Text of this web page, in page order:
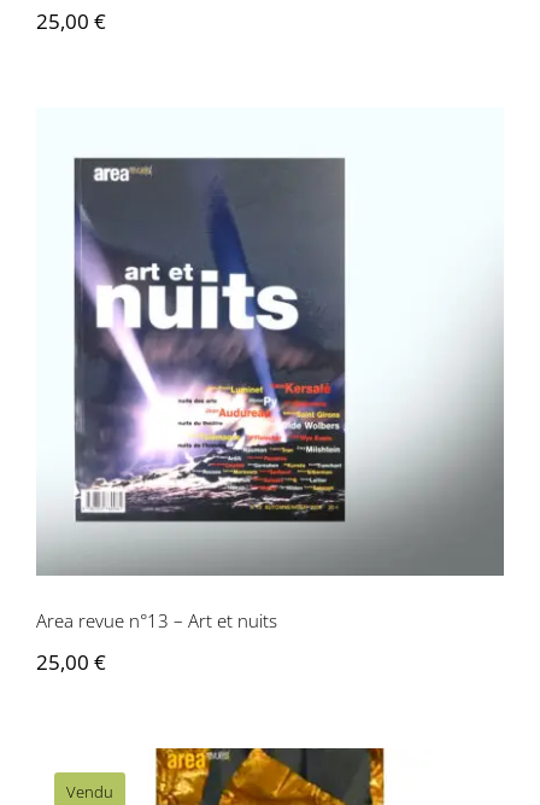
25,00 €
Area revue n°13 – Art et nuits
Area revue n°13 – Art et nuits
25,00 €
Vendu